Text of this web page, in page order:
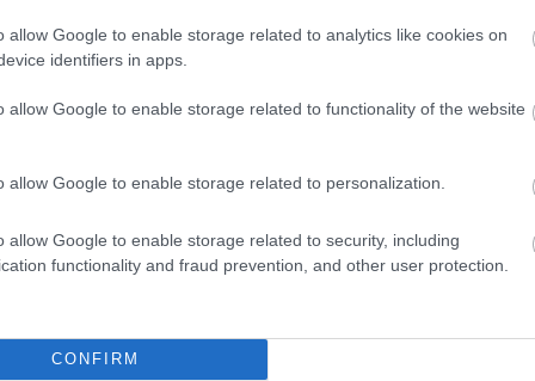
allow Google to enable storage related to analytics like cookies on
identifiers in apps.
allow Google to enable storage related to functionality of the website
allow Google to enable storage related to personalization.
allow Google to enable storage related to security, including
functionality and fraud prevention, and other user protection.
CONFIRM
ο γνωστός «κανόνας των 5
ασφάλειας.
περιπτώσεις όπου υπάρχει αυξημένος κίνδυνος
να απορριφθεί.